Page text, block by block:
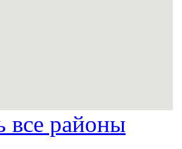
все районы